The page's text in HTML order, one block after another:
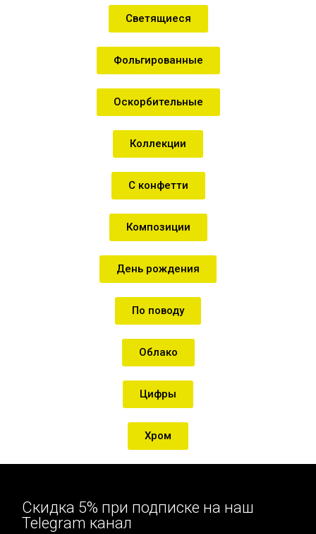
Светящиеся
Фольгированные
Оскорбительные
Коллекции
С конфетти
Композиции
День рождения
По поводу
Облако
Цифры
Хром
Скидка 5% при подписке на наш
Telegram канал